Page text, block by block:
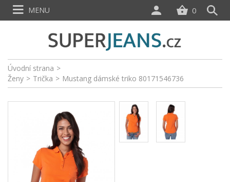
Úvodní strana >
Ženy > Trička > Mustang dámské triko 80171546736
0
MENU